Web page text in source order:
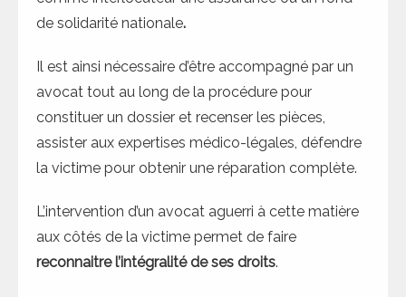
de solidarité nationale.
Il est ainsi nécessaire d’être accompagné par un
avocat tout au long de la procédure pour
constituer un dossier et recenser les pièces,
assister aux expertises médico-légales, défendre
la victime pour obtenir une réparation complète.
L’intervention d’un avocat aguerri à cette matière
aux côtés de la victime permet de faire
reconnaitre l’intégralité de ses droits.